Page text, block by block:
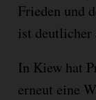
Frieden und
ist deutlicher
In Kiew hat
erneut eine